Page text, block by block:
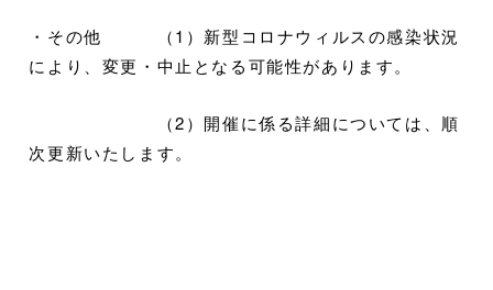
・その他 （1）新型コロナウィルスの感染状況
により、変更・中止となる可能性があります。
（2）開催に係る詳細については、順
次更新いたします。